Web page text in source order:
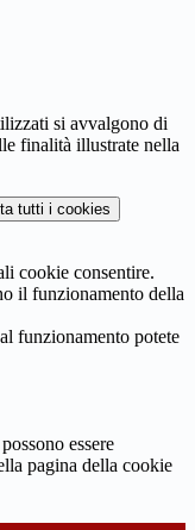
si avvalgono di
finalità illustrate nella
tutti i cookies
cookie consentire.
il funzionamento della
funzionamento potete
essere
pagina della cookie